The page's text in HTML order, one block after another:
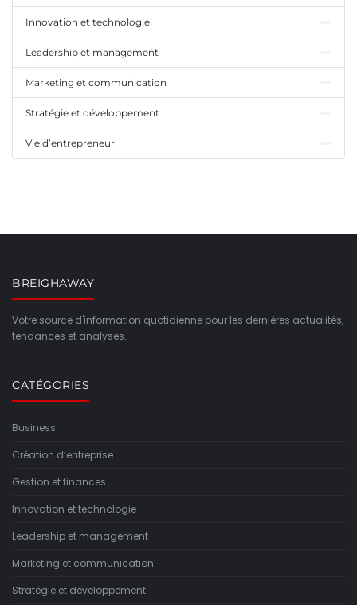
Innovation et technologie
Leadership et management
Marketing et communication
Stratégie et développement
Vie d’entrepreneur
BREIGHAWAY
Votre source d'information quotidienne pour les dernières actualités,
tendances et analyses.
CATÉGORIES
Business
Création d’entreprise
Gestion et finances
Innovation et technologie
Leadership et management
Marketing et communication
Stratégie et développement